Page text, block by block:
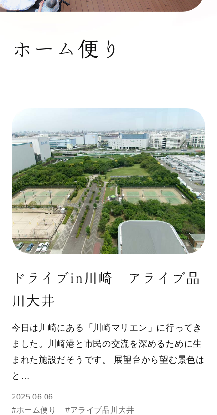
ホーム便り
ドライブin川崎 アライブ品
川大井
今日は川崎にある「川崎マリエン」に行ってき
ました。川崎港と市民の交流を深めるために生
まれた施設だそうです。 展望台から望む景色は
と…
2025.06.06
#ホーム便り
#アライブ品川大井